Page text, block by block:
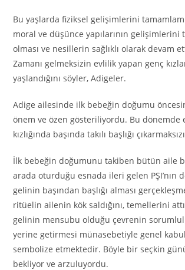
Bu yaşlarda fiziksel gelişimlerini
moral ve düşünce yapılarının gelişimlerini
olması ve nesillerin sağlıklı olarak devam
Zamanı gelmeksizin evlilik yapan genç
yaşlandığını söyler, Adigeler.
Adige ailesinde ilk bebeğin doğumu
önem ve özen gösteriliyordu. Bu dönemde
kızlığında başında takılı başlığı
İlk bebeğin doğumunu takiben bütün aile
arada oturduğu esnada ileri gelen PŞI’nın
gelinin başından başlığı alması
ritüelin ailenin kök saldığını, temellerini
gelinin mensubu olduğu çevrenin
yerine getirmesi münasebetiyle genel
sembolize etmektedir. Böyle bir seçkin
bekliyor ve arzuluyordu.